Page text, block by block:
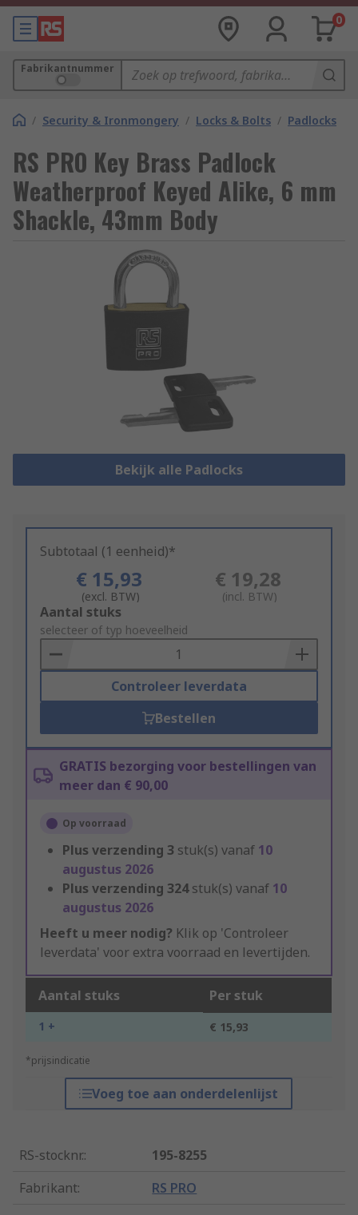
0
Fabrikantnummer
/ Security & Ironmongery / Locks & Bolts / Padlocks
RS PRO Key Brass Padlock
Weatherproof Keyed Alike, 6 mm
Shackle, 43mm Body
Bekijk alle Padlocks
Subtotaal (1 eenheid)*
€ 15,93
(excl. BTW)
€ 19,28
(incl. BTW)
Add
to
Basket
Aantal stuks
selecteer of typ hoeveelheid
Controleer leverdata
Bestellen
GRATIS bezorging voor bestellingen van
meer dan € 90,00
Op voorraad
Plus verzending 3 stuk(s) vanaf 10
augustus 2026
Plus verzending 324stuk(s) vanaf 10
augustus 2026
Heeft u meer nodig? Klik op 'Controleer
leverdata' voor extra voorraad en levertijden.
Aantal stuks Per stuk
1 + € 15,93
*prijsindicatie
Voeg toe aan onderdelenlijst
RS-stocknr.:
195-8255
Fabrikant: RS PRO